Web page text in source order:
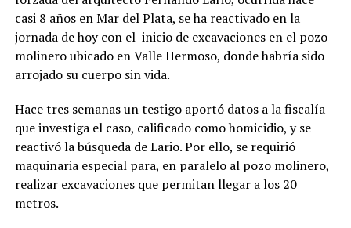
casi 8 años en Mar del Plata, se ha reactivado en la
jornada de hoy con el inicio de excavaciones en el pozo
molinero ubicado en Valle Hermoso, donde habría sido
arrojado su cuerpo sin vida.
Hace tres semanas un testigo aportó datos a la fiscalía
que investiga el caso, calificado como homicidio, y se
reactivó la búsqueda de Lario. Por ello, se requirió
maquinaria especial para, en paralelo al pozo molinero,
realizar excavaciones que permitan llegar a los 20
metros.